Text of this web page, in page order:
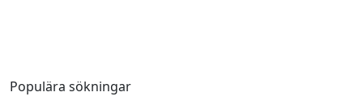
Populära sökningar